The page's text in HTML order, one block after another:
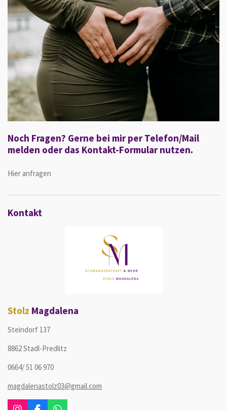
Noch Fragen? Gerne bei mir per Telefon/Mail
melden oder das Kontakt-Formular nutzen.
Hier anfragen
Kontakt
Stolz Magdalena
Steindorf 137
8862 Stadl-Predlitz
0664/ 51 06 970
magdalenastolz03@gmail.com